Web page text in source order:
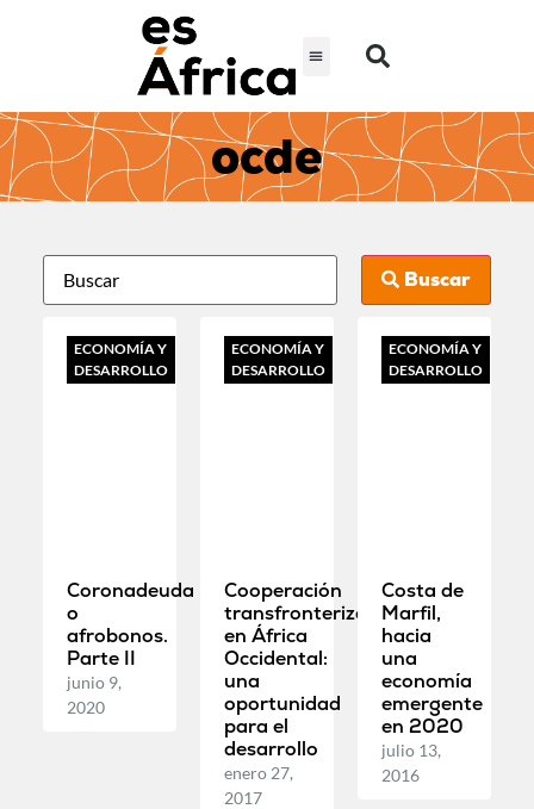
ocde
Buscar
ECONOMÍA Y
DESARROLLO
Coronadeuda
o
afrobonos.
Parte II
junio 9,
2020
ECONOMÍA Y
DESARROLLO
Cooperación
transfronteriza
en África
Occidental:
una
oportunidad
para el
desarrollo
enero 27,
2017
ECONOMÍA Y
DESARROLLO
Costa de
Marfil,
hacia
una
economía
emergente
en 2020
julio 13,
2016